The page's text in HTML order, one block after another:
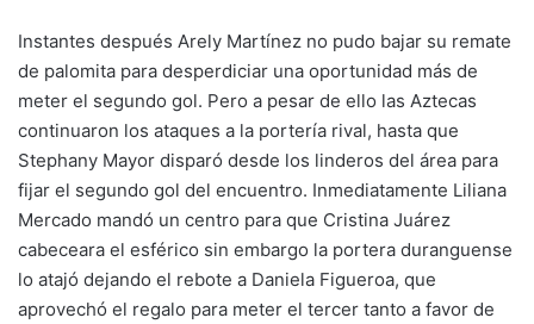
Instantes después Arely Martínez no pudo bajar su remate
de palomita para desperdiciar una oportunidad más de
meter el segundo gol. Pero a pesar de ello las Aztecas
continuaron los ataques a la portería rival, hasta que
Stephany Mayor disparó desde los linderos del área para
fijar el segundo gol del encuentro. Inmediatamente Liliana
Mercado mandó un centro para que Cristina Juárez
cabeceara el esférico sin embargo la portera duranguense
lo atajó dejando el rebote a Daniela Figueroa, que
aprovechó el regalo para meter el tercer tanto a favor de